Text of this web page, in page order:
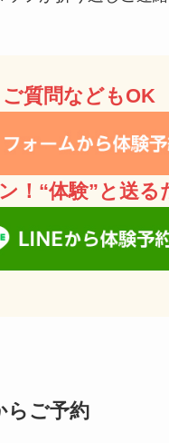
ご質問などもOK
！“体験”と送る
らご予約